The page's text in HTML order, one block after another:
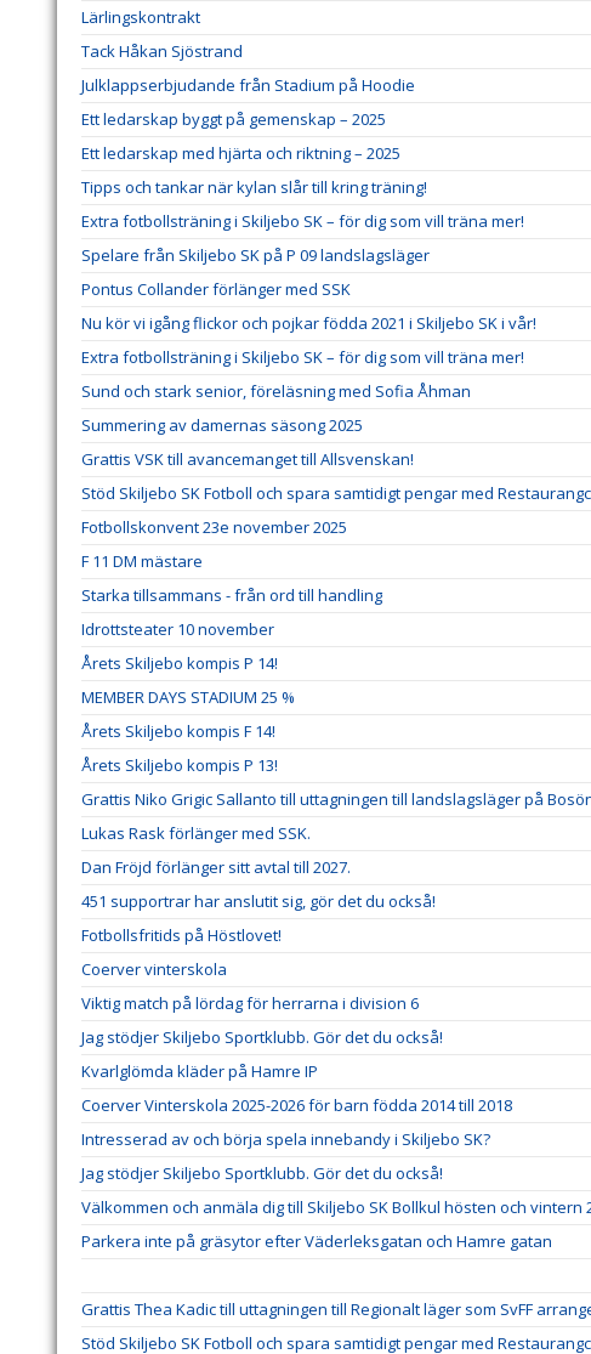
Lärlingskontrakt
Tack Håkan Sjöstrand
Julklappserbjudande från Stadium på Hoodie
Ett ledarskap byggt på gemenskap – 2025
Ett ledarskap med hjärta och riktning – 2025
Tipps och tankar när kylan slår till kring träning!
Extra fotbollsträning i Skiljebo SK – för dig som vill träna mer!
Spelare från Skiljebo SK på P 09 landslagsläger
Pontus Collander förlänger med SSK
Nu kör vi igång flickor och pojkar födda 2021 i Skiljebo SK i vår!
Extra fotbollsträning i Skiljebo SK – för dig som vill träna mer!
Sund och stark senior, föreläsning med Sofia Åhman
Summering av damernas säsong 2025
Grattis VSK till avancemanget till Allsvenskan!
Stöd Skiljebo SK Fotboll och spara samtidigt pengar med
Fotbollskonvent 23e november 2025
F 11 DM mästare
Starka tillsammans - från ord till handling
Idrottsteater 10 november
Årets Skiljebo kompis P 14!
MEMBER DAYS STADIUM 25 %
Årets Skiljebo kompis F 14!
Årets Skiljebo kompis P 13!
Grattis Niko Grigic Sallanto till uttagningen till landslagsläger på
Lukas Rask förlänger med SSK.
Dan Fröjd förlänger sitt avtal till 2027.
451 supportrar har anslutit sig, gör det du också!
Fotbollsfritids på Höstlovet!
Coerver vinterskola
Viktig match på lördag för herrarna i division 6
Jag stödjer Skiljebo Sportklubb. Gör det du också!
Kvarlglömda kläder på Hamre IP
Coerver Vinterskola 2025-2026 för barn födda 2014 till 2018
Intresserad av och börja spela innebandy i Skiljebo SK?
Jag stödjer Skiljebo Sportklubb. Gör det du också!
Välkommen och anmäla dig till Skiljebo SK Bollkul hösten och vintern
Parkera inte på gräsytor efter Väderleksgatan och Hamre gatan
Grattis Thea Kadic till uttagningen till Regionalt läger som SvFF
Stöd Skiljebo SK Fotboll och spara samtidigt pengar med